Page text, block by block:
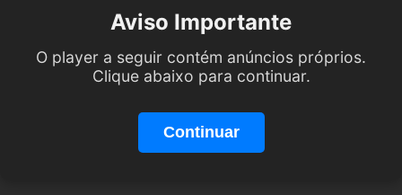
Aviso Importante
O player a seguir contém anúncios próprios.
Clique abaixo para continuar.
Continuar